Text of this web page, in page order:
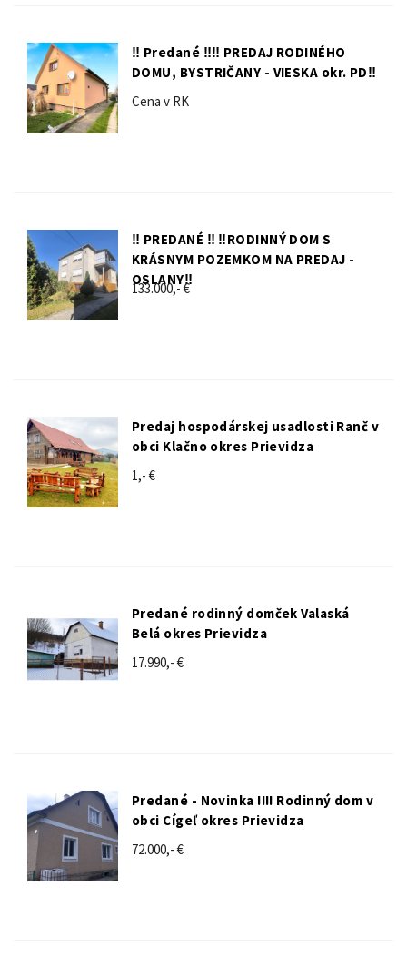
‼️ Predané ‼️‼️ PREDAJ RODINÉHO
DOMU, BYSTRIČANY - VIESKA okr. PD‼
Cena v RK
‼️ PREDANÉ ‼️ ‼️RODINNÝ DOM S
KRÁSNYM POZEMKOM NA PREDAJ -
OSLANY‼️
133.000,- €
Predaj hospodárskej usadlosti Ranč v
obci Klačno okres Prievidza
1,- €
Predané rodinný domček Valaská
Belá okres Prievidza
17.990,- €
Predané - Novinka !!!! Rodinný dom v
obci Cígeľ okres Prievidza
72.000,- €